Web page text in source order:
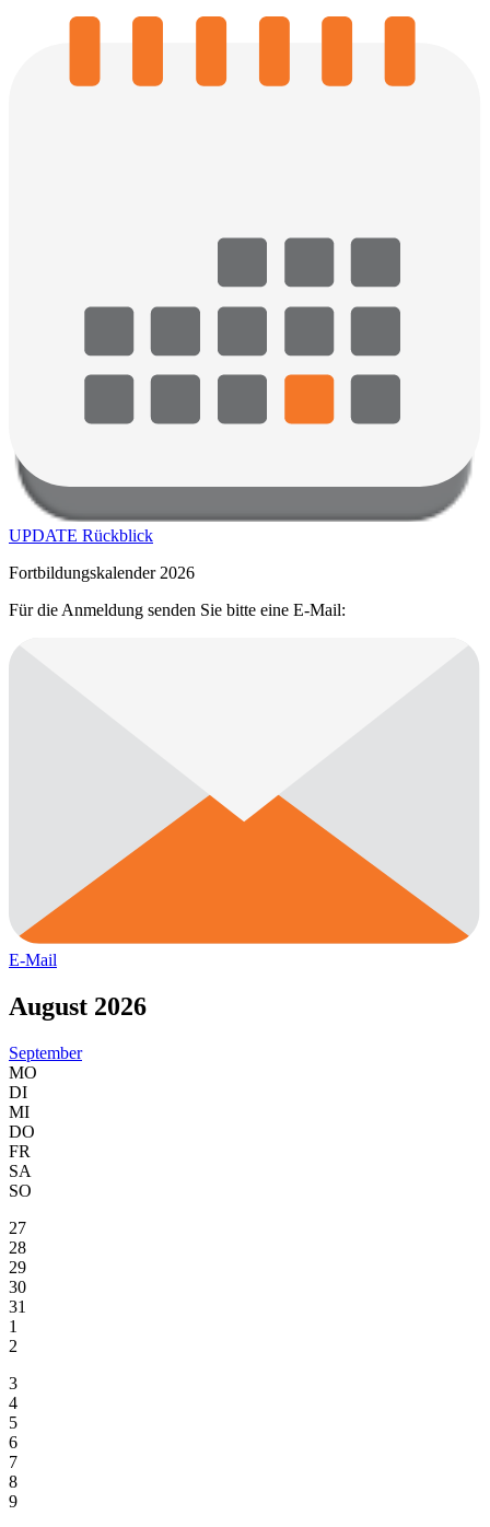
UPDATE Rückblick
Fortbildungskalender 2026
Für die Anmeldung senden Sie bitte eine E-Mail:
E-Mail
August 2026
September
MO
DI
MI
DO
FR
SA
SO
27
28
29
30
31
1
2
3
4
5
6
7
8
9